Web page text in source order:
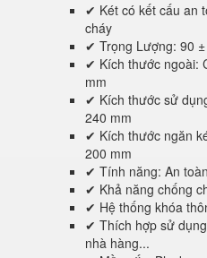
✔ Két có kết cấu an
cháy
✔ Trọng Lượng: 90 ±
✔ Kích thước ngoài:
mm
✔ Kích thước sử
240 mm
✔ Kích thước ngăn
200 mm
✔ Tính năng: An
✔ Khả năng chống
✔ Hệ thống khóa
✔ Thích hợp sử
nhà hàng...